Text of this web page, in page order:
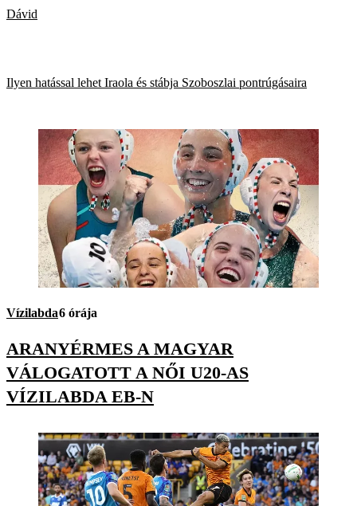
Dávid
Ilyen hatással lehet Iraola és stábja Szoboszlai pontrúgásaira
Vízilabda6 órája
ARANYÉRMES A MAGYAR
VÁLOGATOTT A NŐI U20-AS
VÍZILABDA EB-N